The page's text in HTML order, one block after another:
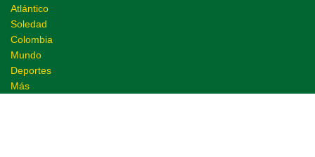
Atlántico
Soledad
Colombia
Mundo
Deportes
Más